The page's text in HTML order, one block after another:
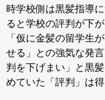
時学校側は黒髪指導
ると学校の評判が下
「仮に金髪の留学生
せる」との強気な発
判を下げまい」と黒
めていた「評判」は